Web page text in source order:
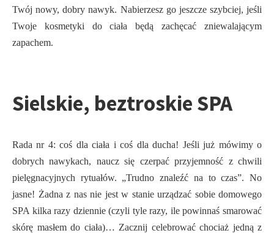
Twój nowy, dobry nawyk. Nabierzesz go jeszcze szybciej, jeśli
Twoje kosmetyki do ciała będą zachęcać zniewalającym
zapachem.
Sielskie, beztroskie SPA
Rada nr 4: coś dla ciała i coś dla ducha! Jeśli już mówimy o
dobrych nawykach, naucz się czerpać przyjemność z chwili
pielęgnacyjnych rytuałów. „Trudno znaleźć na to czas”. No
jasne! Żadna z nas nie jest w stanie urządzać sobie domowego
SPA kilka razy dziennie (czyli tyle razy, ile powinnaś smarować
skórę masłem do ciała)… Zacznij celebrować chociaż jedną z